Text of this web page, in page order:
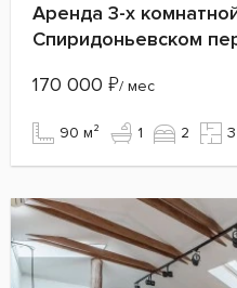
Аренда 3-х
Спиридоньевском
170 000 ₽/ мес
90 м² 1 2 3